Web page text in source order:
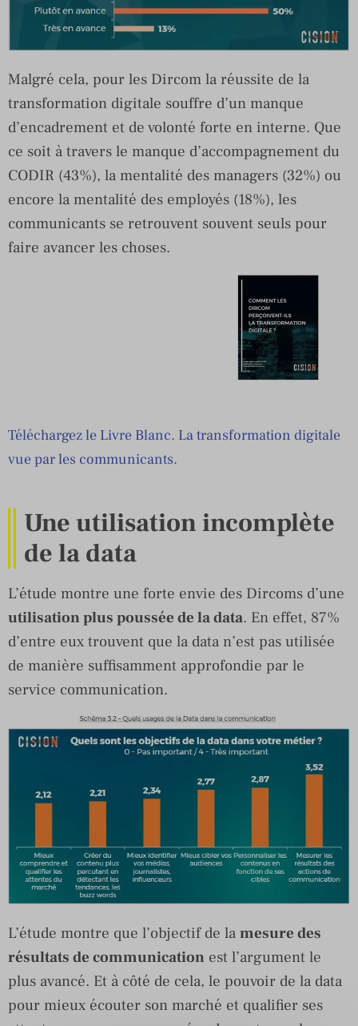
Malgré cela, pour les Dircom la réussite de la
transformation digitale souffre d’un manque
d’encadrement et de volonté forte en interne. Que
ce soit à travers le manque d’accompagnement du
CODIR (43%), la mentalité des managers (32%) ou
encore la mentalité des employés (18%), les
communicants se retrouvent souvent seuls pour
faire avancer les choses.
Téléchargez le Livre Blanc. La transformation digitale
vue par les communicants.
Une utilisation incomplète
de la data
L’étude montre une forte envie des Dircoms d’une
utilisation plus poussée de la data. En effet, 87%
d’entre eux trouvent que la data n’est pas utilisée
de manière suffisamment approfondie par le
service communication.
L’étude montre que l’objectif de la mesure des
résultats de communication est l’argument le
plus avancé. Et à côté de cela, le pouvoir de la data
pour mieux écouter son marché et qualifier ses